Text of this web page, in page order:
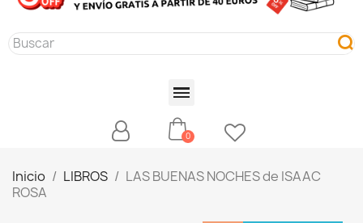
Inicio LIBROS
LAS BUENAS NOCHES de ISAAC
ROSA